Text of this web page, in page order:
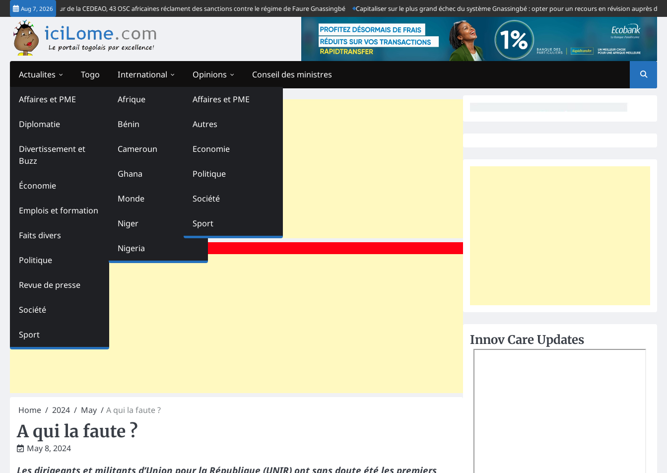
Skip
to
content
Aug 7, 2026
de la Cour de la CEDEAO, 43 OSC africaines réclament des sanctions contre le régime de Faure Gnassingbé Capitaliser sur le plus grand échec du système Gnassingbé : opter pour un recours en révision auprès de la CJ-
Actualites
Affaires et PME
Diplomatie
Divertissement et
Buzz
Économie
Emplois et formation
Faits divers
Politique
Revue de presse
Société
Sport
Togo International
Afrique
Bénin
Cameroun
Ghana
Monde
Niger
Nigeria
Opinions
Affaires et PME
Autres
Economie
Politique
Société
Sport
Conseil des ministres
Home 2024 May A qui la faute ?
A qui la faute ?
May 8, 2024
Innov Care Updates